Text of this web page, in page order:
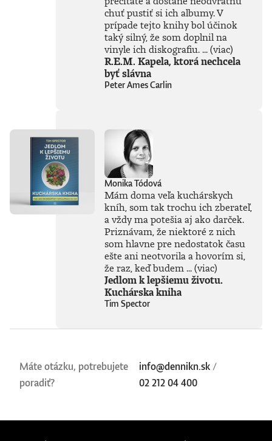
chuť pustiť si ich albumy. V
prípade tejto knihy bol účinok
taký silný, že som doplnil na
vinyle ich diskografiu. ...(viac)
R.E.M. Kapela, ktorá nechcela
byť slávna
Peter Ames Carlin
Monika Tódová
Mám doma veľa kuchárskych
kníh, som tak trochu ich zberateľ,
a vždy ma potešia aj ako darček.
Priznávam, že niektoré z nich
som hlavne pre nedostatok času
ešte ani neotvorila a hovorím si,
že raz, keď budem ...(viac)
Jedlom k lepšiemu životu.
Kuchárska kniha
Tim Spector
Máte otázku, potrebujete
poradiť?
info@dennikn.sk /
02 212 04 400